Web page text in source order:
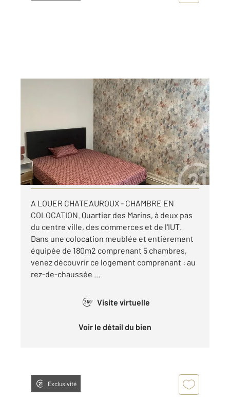
CHATEAUROUX 36
Appartement T1 à louer
420 €
par mois charges comprises
Visiter le site dédié
A LOUER CHATEAUROUX - CHAMBRE EN
COLOCATION. Quartier des Marins, à deux pas
du centre ville, des commerces et de l'IUT.
Dans une colocation meublée et entièrement
équipée de 180m2 comprenant 5 chambres,
venez découvrir ce logement comprenant : au
rez-de-chaussée ...
360° Visite virtuelle
Voir le détail du bien
Exclusivité